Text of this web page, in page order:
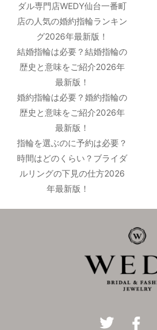
ダル専門店WEDY仙台一番町
店の人気の婚約指輪ランキン
グ2026年最新版！
結婚指輪は必要？結婚指輪の
歴史と意味をご紹介2026年
最新版！
婚約指輪は必要？婚約指輪の
歴史と意味をご紹介2026年
最新版！
指輪を選ぶのに予約は必要？
時間はどのくらい？ブライダ
ルリングの下見の仕方2026
年最新版！